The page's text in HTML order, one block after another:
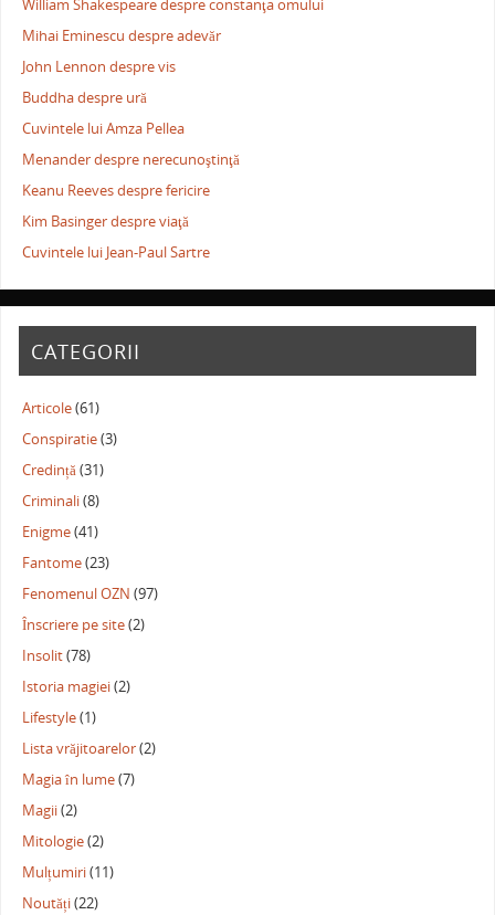
William Shakespeare despre constanţa omului
Mihai Eminescu despre adevăr
John Lennon despre vis
Buddha despre ură
Cuvintele lui Amza Pellea
Menander despre nerecunoştinţă
Keanu Reeves despre fericire
Kim Basinger despre viaţă
Cuvintele lui Jean-Paul Sartre
CATEGORII
Articole(61)
Conspiratie(3)
Credință(31)
Criminali(8)
Enigme(41)
Fantome(23)
Fenomenul OZN (97)
Înscriere pe site(2)
Insolit(78)
Istoria magiei(2)
Lifestyle(1)
Lista vrăjitoarelor(2)
Magia în lume(7)
Magii(2)
Mitologie(2)
Mulțumiri(11)
Noutăți(22)